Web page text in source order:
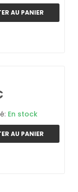
AU PANIER
En stock
AU PANIER